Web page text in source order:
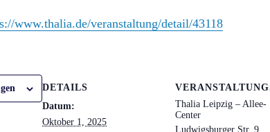
www.thalia.de/veranstaltung/detail/43118
DETAILS
Datum:
Oktober 1, 2025
Thalia Leipzig – Allee-
Center
Ludwigsburger Str. 9